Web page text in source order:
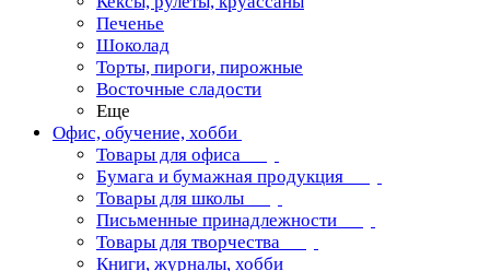
Печенье
Шоколад
Торты, пироги, пирожные
Восточные сладости
Еще
Офис, обучение, хобби
Товары для офиса
Бумага и бумажная продукция
Товары для школы
Письменные принадлежности
Товары для творчества
Книги, журналы, хобби